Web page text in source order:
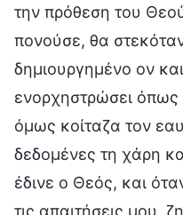
την πρόθεση του
πονούσε, θα
δημιουργημένο ον
ενορχηστρώσει όπως
όμως κοίταζα τον
δεδομένες τη χάρη
έδινε ο Θεός, και
τις απαιτήσεις μου,